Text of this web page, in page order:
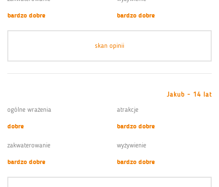
bardzo dobre
bardzo dobre
skan opinii
Jakub - 14 lat
ogólne wrażenia
dobre
atrakcje
bardzo dobre
zakwaterowanie
bardzo dobre
wyżywienie
bardzo dobre